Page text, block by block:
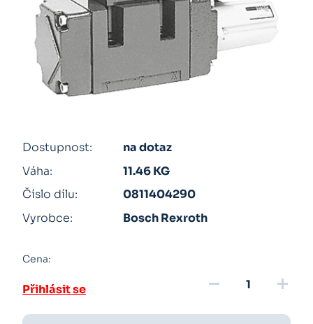
Dostupnost:
na dotaz
Váha:
11.46 KG
Číslo dílu:
0811404290
Vyrobce:
Bosch Rexroth
Cena:
Přihlásit se remove add